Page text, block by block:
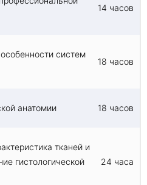
14 часов
систем
18 часов
анатомии 18 часов
тканей и
гистологической
24 часа